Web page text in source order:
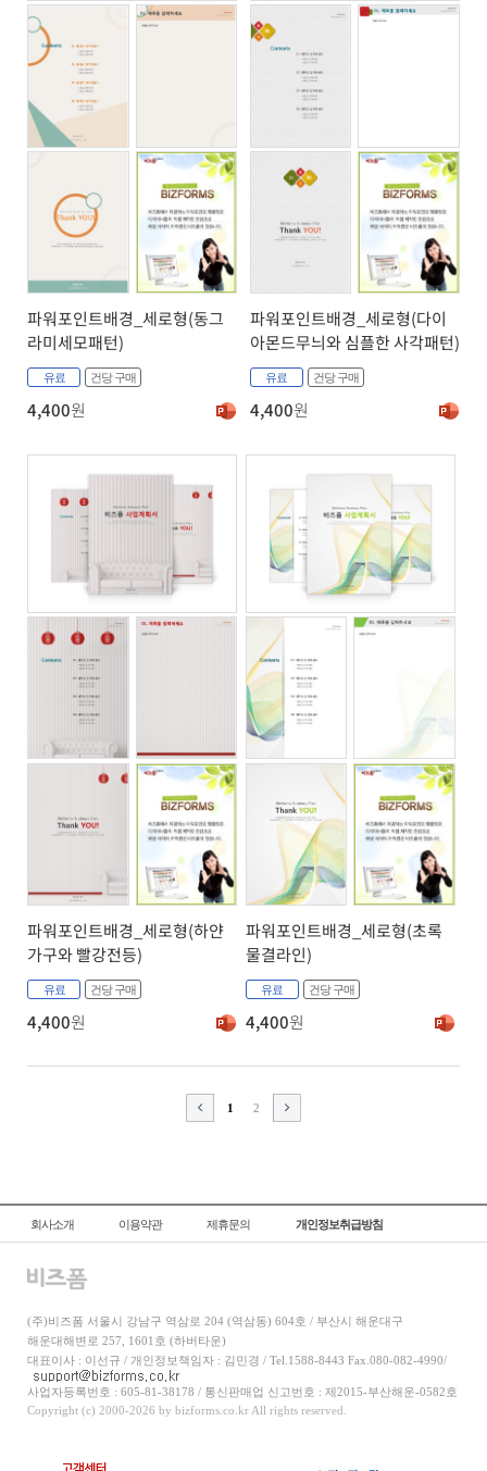
파워포인트배경_세로형(동그
라미세모패턴)
유료 건당 구매
4,400원
파워포인트배경_세로형(다이
아몬드무늬와 심플한 사각패턴)
유료 건당 구매
4,400원
파워포인트배경_세로형(하얀
가구와 빨강전등)
유료 건당 구매
4,400원
파워포인트배경_세로형(초록
물결라인)
유료 건당 구매
4,400원
1 2
회사소개 이용약관 제휴문의 개인정보취급방침
(주)비즈폼 서울시 강남구 역삼로 204 (역삼동) 604호 / 부산시 해운대구
해운대해변로 257, 1601호 (하버타운)
대표이사 : 이선규 / 개인정보책임자 : 김민경 / Tel.1588-8443 Fax.080-082-4990/
사업자등록번호 : 605-81-38178 / 통신판매업 신고번호 : 제2015-부산해운-0582호
Copyright (c) 2000-2026 by bizforms.co.kr All rights reserved.